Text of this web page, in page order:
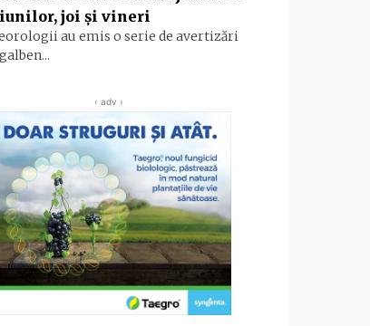
joi și vineri
au emis o serie de avertizări
‹ adv ›